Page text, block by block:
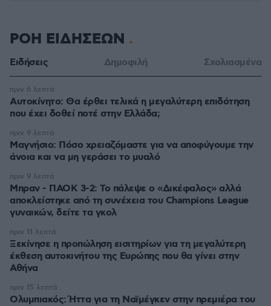
ΡΟΗ ΕΙΔΗΣΕΩΝ
Ειδήσεις Δημοφιλή Σχολιασμένα
Αυτοκίνητο: Θα έρθει τελικά η μεγαλύτερη επιδότηση
που έχει δοθεί ποτέ στην Ελλάδα;
πριν 6 λεπτά
Μαγνήσιο: Πόσο χρειαζόμαστε για να αποφύγουμε την
άνοια και να μη γεράσει το μυαλό
πριν 9 λεπτά
Μπραν - ΠΑΟΚ 3-2: Το πάλεψε ο «Δικέφαλος» αλλά
αποκλείστηκε από τη συνέχεια του Champions League
γυναικών, δείτε τα γκολ
πριν 9 λεπτά
Ξεκίνησε η προπώληση εισιτηρίων για τη μεγαλύτερη
έκθεση αυτοκινήτου της Ευρώπης που θα γίνει στην
Αθήνα
πριν 11 λεπτά
Ολυμπιακός: Ήττα για τη Ναϊμέγκεν στην πρεμιέρα του
πριν 15 λεπτά